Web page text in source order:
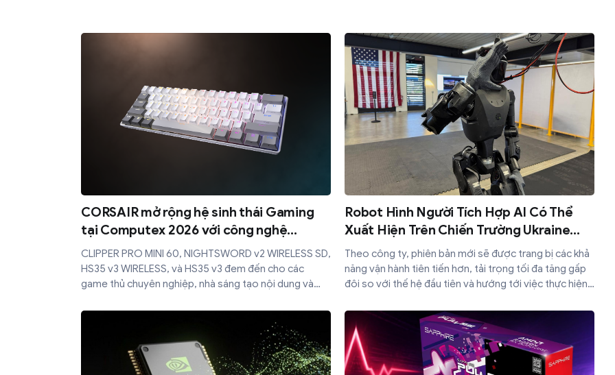
CORSAIR mở rộng hệ sinh thái Gaming
tại Computex 2026 với công nghệ
Advanced Hall Effect, hiệu năng tích
hợp Stream Deck, và âm thanh đỉnh cao
CLIPPER PRO MINI 60, NIGHTSWORD v2 WIRELESS SD,
HS35 v3 WIRELESS, và HS35 v3 đem đến cho các
game thủ chuyên nghiệp, nhà sáng tạo nội dung và
hơn, phạm vi kiểm soát sâu hơn và âm thanh sống
động đáp ứng mọi nhu cầu khác nhau của họ.
Robot Hình Người Tích Hợp AI Có Thể
Xuất Hiện Trên Chiến Trường Ukraine
Trong Tương Lai Gần
Theo công ty, phiên bản mới sẽ được trang bị các khả
năng vận hành tiên tiến hơn, tải trọng tối đa tăng gấp
đôi so với thế hệ đầu tiên và hướng tới việc thực hiện
cũng như công nghiệp.